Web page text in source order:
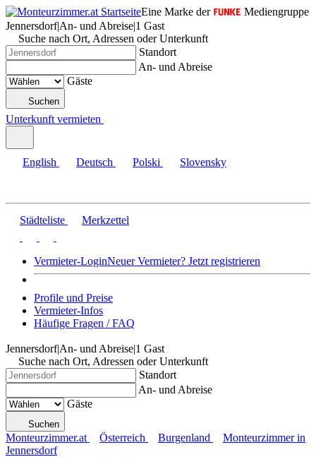
Eine Marke der
Mediengruppe
Jennersdorf|An- und Abreise|1 Gast
Suche nach Ort, Adressen oder Unterkunft
Standort
An- und Abreise
Gäste
Suchen
Unterkunft vermieten
English Deutsch Polski Slovensky
Städteliste Merkzettel
Vermieter-LoginNeuer Vermieter? Jetzt registrieren
Profile und Preise
Vermieter-Infos
Häufige Fragen / FAQ
Jennersdorf|An- und Abreise|1 Gast
Suche nach Ort, Adressen oder Unterkunft
Standort
An- und Abreise
Gäste
Suchen
Monteurzimmer.at Österreich Burgenland
Monteurzimmer in
Jennersdorf